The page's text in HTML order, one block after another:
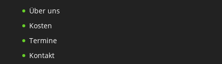
Über uns
Kosten
Termine
Kontakt